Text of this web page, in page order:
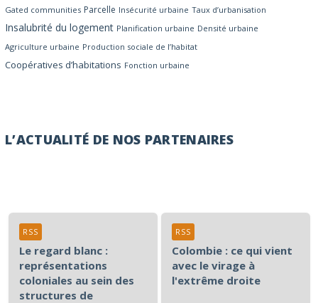
Gated communities Parcelle Insécurité urbaine Taux d’urbanisation
Insalubrité du logement Planification urbaine Densité urbaine
Agriculture urbaine Production sociale de l’habitat
Coopératives d’habitations Fonction urbaine
L’ACTUALITÉ DE NOS PARTENAIRES
Le regard blanc :
représentations
coloniales au sein des
structures de
RSS
Colombie : ce qui vient
avec le virage à
l'extrême droite
RSS